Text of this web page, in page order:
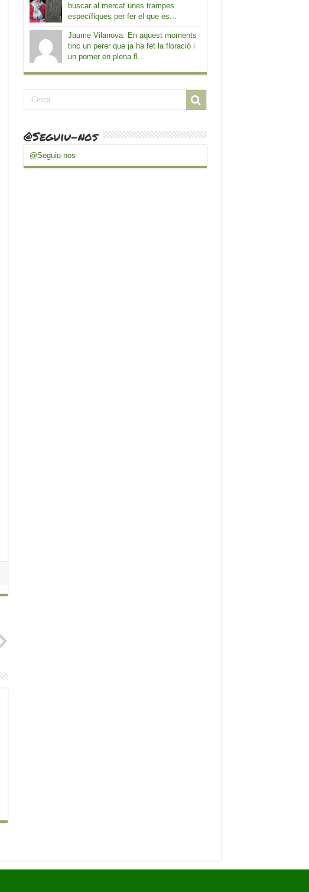
buscar al mercat unes trampes
específiques per fer el que es...
Jaume Vilanova: En aquest moments
tinc un perer que ja ha fet la floració i
un pomer en plena fl...
@Seguiu-nos
@Seguiu-nos